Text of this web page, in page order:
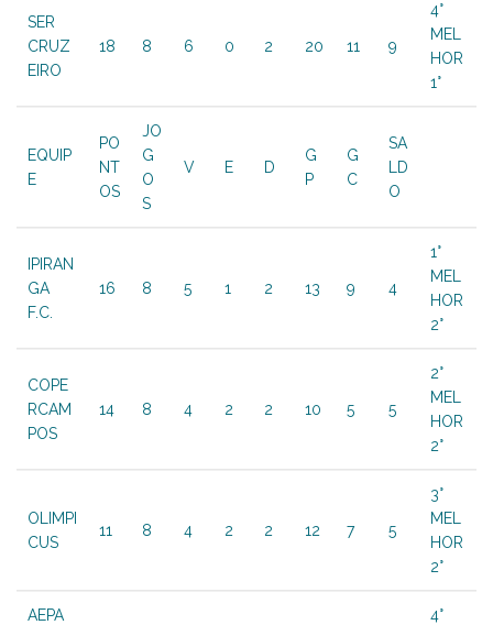
SER
CRUZ
EIRO
18 8 6 0 2 20 11 9
4°
MEL
HOR
1°
EQUIP
E
PO
NT
OS
JO
G
O
S
V E D
G
P
G
C
SA
LD
O
IPIRAN
GA
F.C.
16 8 5 1 2 13 9 4
1°
MEL
HOR
2°
COPE
RCAM
POS
14 8 4 2 2 10 5 5
2°
MEL
HOR
2°
OLIMPI
CUS
11 8 4 2 2 12 7 5
3°
MEL
HOR
2°
AEPA
4°